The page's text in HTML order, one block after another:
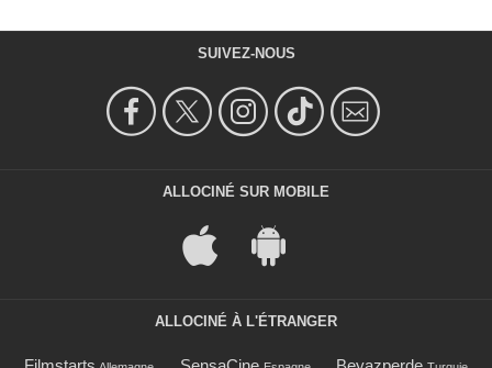
SUIVEZ-NOUS
ALLOCINÉ SUR MOBILE
ALLOCINÉ À L'ÉTRANGER